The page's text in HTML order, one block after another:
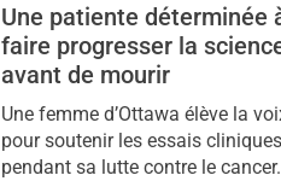
Une patiente déterminée
faire progresser la
avant de mourir
Une femme d’Ottawa élève la
pour soutenir les essais cliniques
pendant sa lutte contre le cancer.